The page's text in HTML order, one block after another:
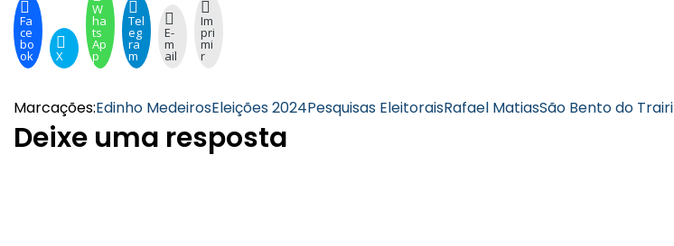
Fa
ce
bo
ok X
W
ha
ts
Ap
p
Tel
eg
ra
m
E-
m
ail
Im
pri
mi
r
Marcações:Edinho MedeirosEleições 2024Pesquisas EleitoraisRafael MatiasSão Bento do Trairi
Deixe uma resposta